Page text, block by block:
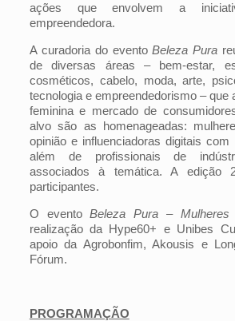
ações que envolvem a
empreendedora.
A curadoria do eventoBeleza Pura
de diversas áreas – bem-estar,
cosméticos, cabelo, moda, arte,
tecnologia e empreendedorismo – que
feminina e mercado de
alvo são as homenageadas:
opinião e influenciadoras digitais
além de profissionais de
associados à temática. A edição
participantes.
O eventoBeleza Pura – Mulheres
realização da Hype60+ e Unibes
apoio da Agrobonfim, Akousis e
Fórum.
PROGRAMAÇÃO